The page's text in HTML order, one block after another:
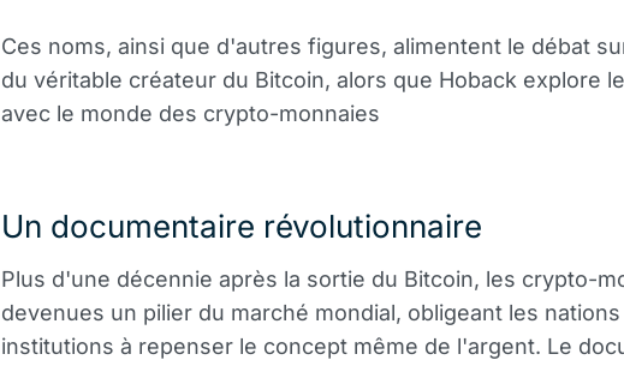
Ces noms, ainsi que d'autres figures, alimentent le débat
du véritable créateur du Bitcoin, alors que Hoback explore
avec le monde des crypto-monnaies
Un documentaire révolutionnaire
Plus d'une décennie après la sortie du Bitcoin, les crypto-
devenues un pilier du marché mondial, obligeant les
institutions à repenser le concept même de l'argent. Le